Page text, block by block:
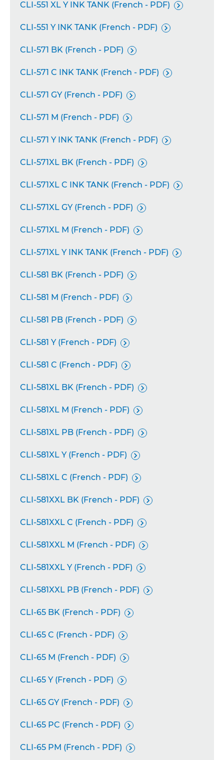
CLI-551 XL Y INK TANK (French - PDF) 
CLI-551 Y INK TANK (French - PDF) 
CLI-571 BK (French - PDF) 
CLI-571 C INK TANK (French - PDF) 
CLI-571 GY (French - PDF) 
CLI-571 M (French - PDF) 
CLI-571 Y INK TANK (French - PDF) 
CLI-571XL BK (French - PDF) 
CLI-571XL C INK TANK (French - PDF) 
CLI-571XL GY (French - PDF) 
CLI-571XL M (French - PDF) 
CLI-571XL Y INK TANK (French - PDF) 
CLI-581 BK (French - PDF) 
CLI-581 M (French - PDF) 
CLI-581 PB (French - PDF) 
CLI-581 Y (French - PDF) 
CLI-581 C (French - PDF) 
CLI-581XL BK (French - PDF) 
CLI-581XL M (French - PDF) 
CLI-581XL PB (French - PDF) 
CLI-581XL Y (French - PDF) 
CLI-581XL C (French - PDF) 
CLI-581XXL BK (French - PDF) 
CLI-581XXL C (French - PDF) 
CLI-581XXL M (French - PDF) 
CLI-581XXL Y (French - PDF) 
CLI-581XXL PB (French - PDF) 
CLI-65 BK (French - PDF) 
CLI-65 C (French - PDF) 
CLI-65 M (French - PDF) 
CLI-65 Y (French - PDF) 
CLI-65 GY (French - PDF) 
CLI-65 PC (French - PDF) 
CLI-65 PM (French - PDF) 